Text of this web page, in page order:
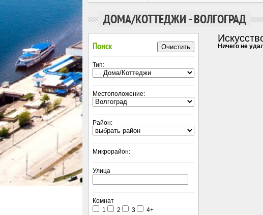
ДОМА/КОТТЕДЖИ - ВОЛГОГРАД
Поиск Очистить
Тип:
Местоположение:
Район:
Микрорайон:
Улица
Комнат
1
2 3 4+
Ничего не